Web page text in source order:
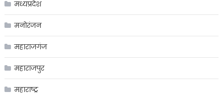
मध्यप्रदेश
मनोरंजन
महाराजगंज
महाराजपुर
महाराष्ट्र